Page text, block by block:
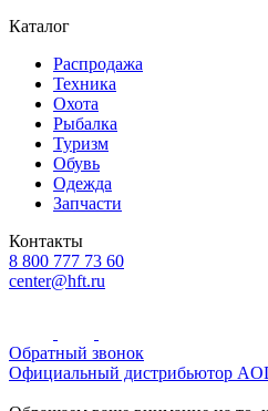
Каталог
Распродажа
Техника
Охота
Рыбалка
Туризм
Обувь
Одежда
Запчасти
Контакты
8 800 777 73 60
center@hft.ru
Обратный звонок
Официальный дистрибьютор